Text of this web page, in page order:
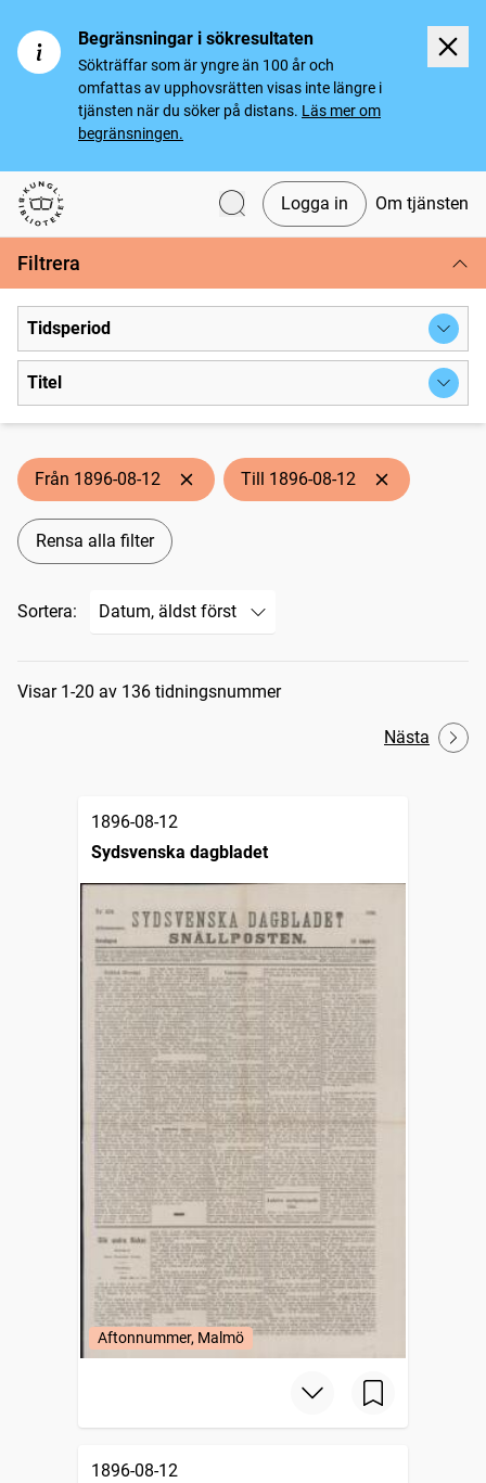
Begränsningar i sökresultaten
Sökträffar som är yngre än 100 år och
omfattas av upphovsrätten visas inte längre i
tjänsten när du söker på distans. Läs mer om
begränsningen.
Svenska tidningar
Logga in Om tjänsten
Filtrera
Tidsperiod
Titel
Från 1896-08-12 Till 1896-08-12
Rensa alla filter
Sortera:
Sökresultat
Visar 1-20 av 136 tidningsnummer
Nästa
1896-08-12
Sydsvenska dagbladet
Aftonnummer, Malmö
1896-08-12